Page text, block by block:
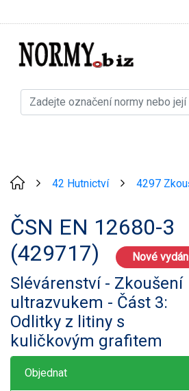
42 Hutnictví 4297
ČSN EN 12680-3
(429717)
Nové
Slévárenství - Zkoušení
ultrazvukem - Část 3:
Odlitky z litiny s
kuličkovým grafitem
Objednat